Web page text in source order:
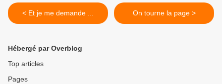
< Et je me demande ... On tourne la page >
Hébergé par Overblog
Top articles
Pages